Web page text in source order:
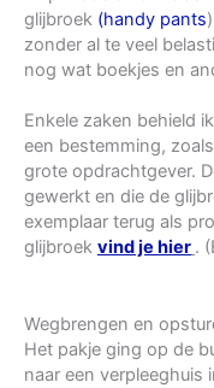
glijbroek (handy pants
zonder al te veel
nog wat boekjes en
Enkele zaken behield
een bestemming,
grote opdrachtgever.
gewerkt en die de
exemplaar terug als
glijbroek vind je hier .
Wegbrengen en
Het pakje ging op de
naar een verpleeghuis